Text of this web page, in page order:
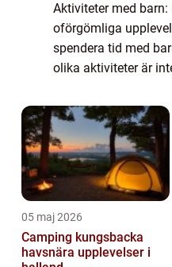
Aktiviteter med barn:
oförgömliga
spendera tid med
olika aktiviteter är
minnen för livet,
möjligh...
05 maj 2026
Camping kungsbacka
havsnära upplevelser i